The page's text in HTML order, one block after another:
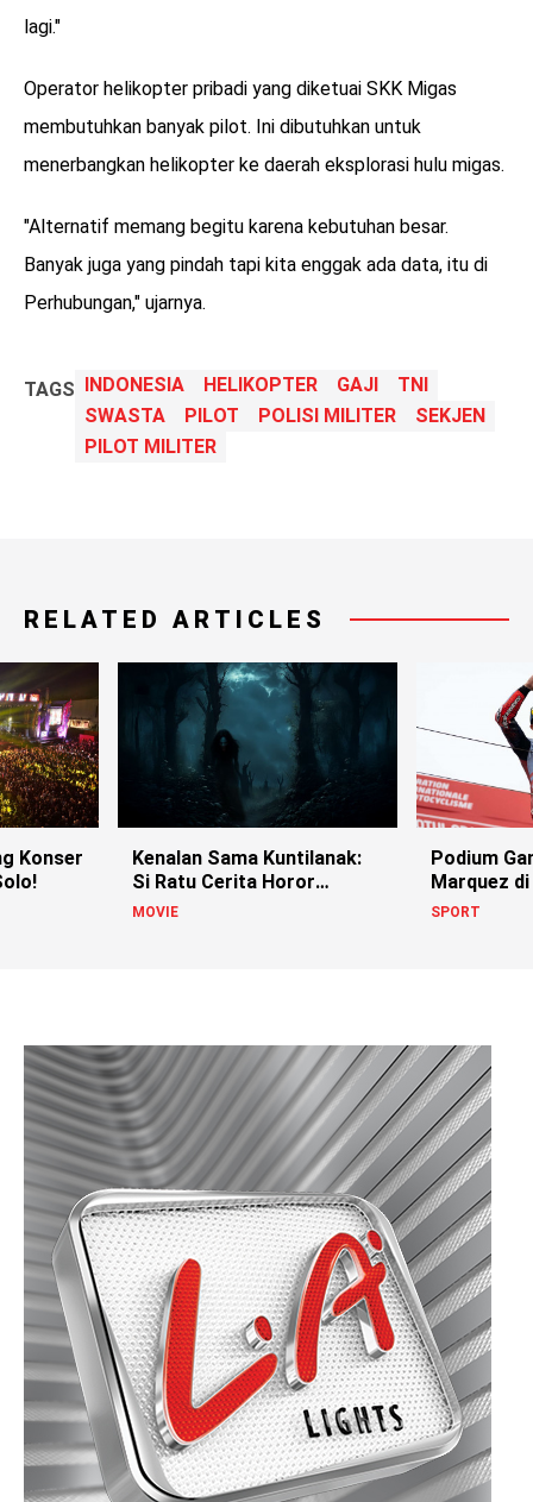
lagi."
Operator helikopter pribadi yang diketuai SKK Migas
membutuhkan banyak pilot. Ini dibutuhkan untuk
menerbangkan helikopter ke daerah eksplorasi hulu migas.
"Alternatif memang begitu karena kebutuhan besar.
Banyak juga yang pindah tapi kita enggak ada data, itu di
Perhubungan," ujarnya.
TAGS INDONESIA HELIKOPTER GAJI
TNI
SWASTA
PILOT POLISI MILITER
SEKJEN
PILOT MILITER
RELATED ARTICLES
Konser
Kenalan Sama Kuntilanak:
Si Ratu Cerita Horor
Indonesia!
MOVIE
Podium
Marquez
SPORT